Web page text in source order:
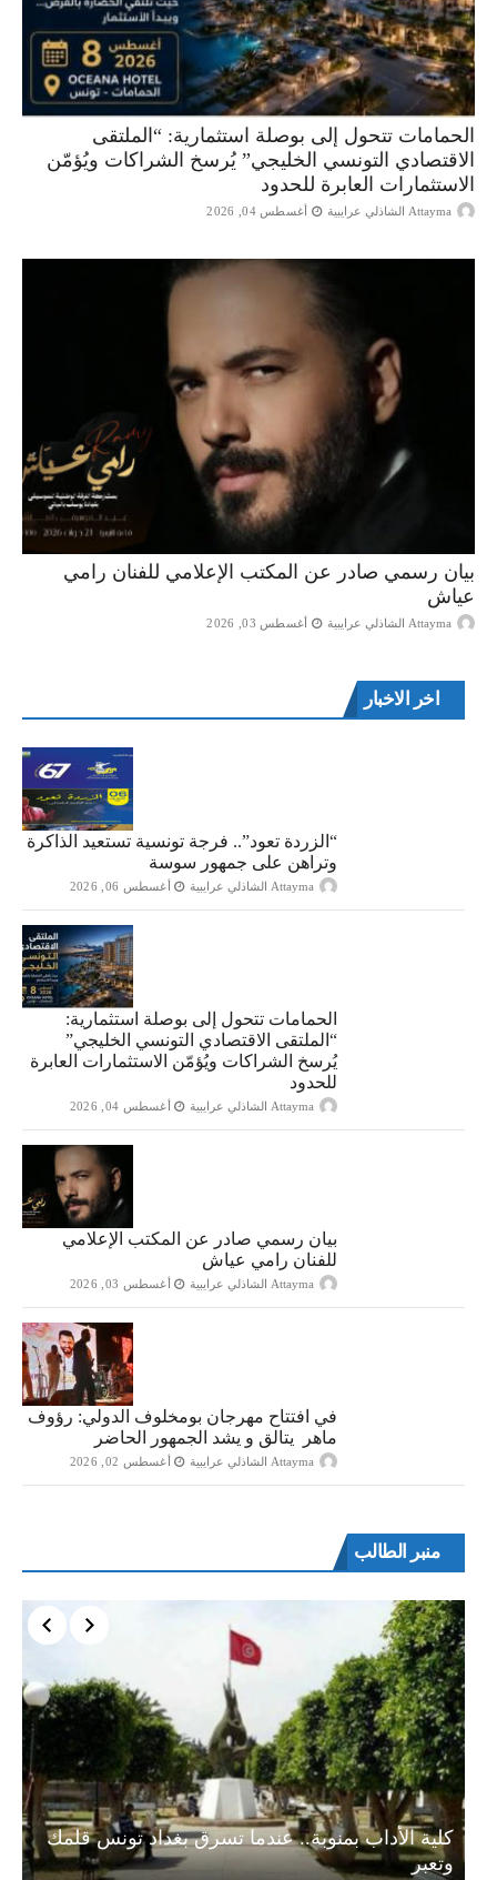
الحمامات تتحول إلى بوصلة استثمارية: “الملتقى
الاقتصادي التونسي الخليجي” يُرسخ الشراكات ويُؤمّن
الاستثمارات العابرة للحدود
Attayma الشاذلي عرايبية أغسطس 04, 2026
بيان رسمي صادر عن المكتب الإعلامي للفنان رامي
عياش
Attayma الشاذلي عرايبية أغسطس 03, 2026
اخر الاخبار
“الزردة تعود”.. فرجة تونسية تستعيد الذاكرة
وتراهن على جمهور سوسة
Attayma الشاذلي عرايبية أغسطس 06, 2026
الحمامات تتحول إلى بوصلة استثمارية:
“الملتقى الاقتصادي التونسي الخليجي”
يُرسخ الشراكات ويُؤمّن الاستثمارات العابرة
للحدود
Attayma الشاذلي عرايبية أغسطس 04, 2026
بيان رسمي صادر عن المكتب الإعلامي
للفنان رامي عياش
Attayma الشاذلي عرايبية أغسطس 03, 2026
في افتتاح مهرجان بومخلوف الدولي: رؤوف
ماهر يتالق و يشد الجمهور الحاضر
Attayma الشاذلي عرايبية أغسطس 02, 2026
منبر الطالب
كلية الأداب بمنوبة.. عندما تسرق بغداد تونس قلمك
وتعبر